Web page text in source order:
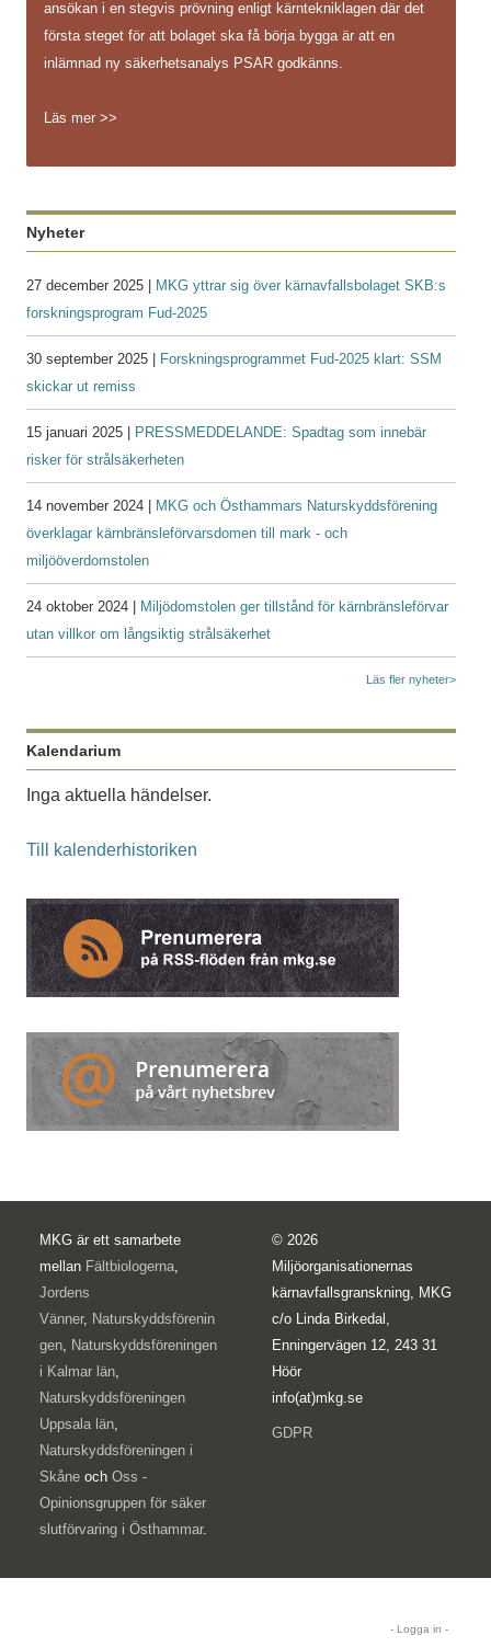
ansökan i en stegvis prövning enligt kärntekniklagen där det
första steget för att bolaget ska få börja bygga är att en
inlämnad ny säkerhetsanalys PSAR godkänns.
Läs mer >>
Nyheter
27 december 2025 |
MKG yttrar sig över kärnavfallsbolaget SKB:s
forskningsprogram Fud-2025
30 september 2025 |
Forskningsprogrammet Fud-2025 klart: SSM
skickar ut remiss
15 januari 2025 |
PRESSMEDDELANDE: Spadtag som innebär
risker för strålsäkerheten
14 november 2024 |
MKG och Östhammars Naturskyddsförening
överklagar kärnbränsleförvarsdomen till mark - och
miljööverdomstolen
24 oktober 2024 |
Miljödomstolen ger tillstånd för kärnbränsleförvar
utan villkor om långsiktig strålsäkerhet
Läs fler nyheter>
Kalendarium
Inga aktuella händelser.
Till kalenderhistoriken
MKG är ett samarbete
mellan Fältbiologerna
Jordens
Vänner, Naturskyddsförenin
gen
Naturskyddsföreningen
i Kalmar län
Naturskyddsföreningen
Uppsala län
Naturskyddsföreningen i
Skåne och Oss -
Opinionsgruppen för säker
slutförvaring i Östhammar.
© 2026
Miljöorganisationernas
kärnavfallsgranskning, MKG
c/o Linda Birkedal,
Enningervägen 12, 243 31
Höör
info(at)mkg.se
GDPR
- Logga in -